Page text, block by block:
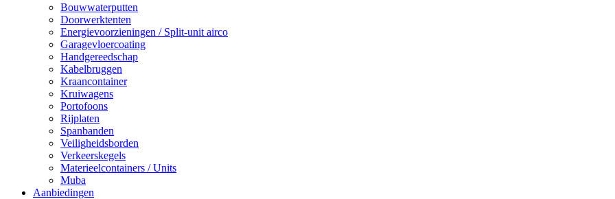
Bouwwaterputten
Doorwerktenten
Energievoorzieningen / Split-unit airco
Garagevloercoating
Handgereedschap
Kabelbruggen
Kraancontainer
Kruiwagens
Portofoons
Rijplaten
Spanbanden
Veiligheidsborden
Verkeerskegels
Materieelcontainers / Units
Muba
Aanbiedingen